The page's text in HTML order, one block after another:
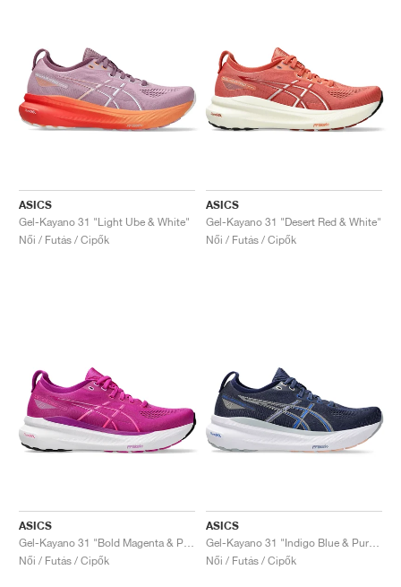
ASICS
Gel-Kayano 31 "Light Ube & White"
Női / Futás / Cipők
ASICS
Gel-Kayano 31 "Desert Red & White"
Női / Futás / Cipők
ASICS
Gel-Kayano 31 "Bold Magenta & Purple Spectrum"
Női / Futás / Cipők
ASICS
Gel-Kayano 31 "Indigo Blue & Pure Silver"
Női / Futás / Cipők